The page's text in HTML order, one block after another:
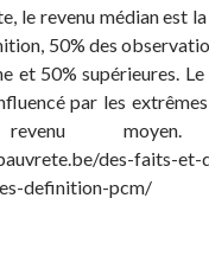
le revenu médian est
50% des
et 50% supérieures.
par les
des-faits-et-
definition-pcm/